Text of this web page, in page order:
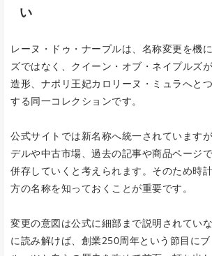
い
レーヌ・ドゥ・ナープルは、名称変更を機
ズではなく、クイーン・オブ・ネイプルズ
造形、ナポリ王妃カロリーヌ・ミュラへと
する同一コレクションです。
公式サイトでは新名称へ統一されています
デルや中古市場、過去の記事や商品ページ
併存していくと考えられます。そのため時
方の名称を知っておくことが重要です。
変更の意図は公式に細部まで説明されてい
に読み解けば、創業250周年という節目に